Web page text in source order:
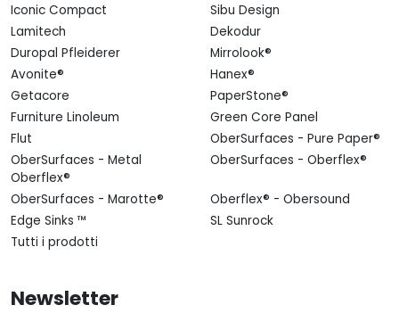
Iconic Compact
Sibu Design
Lamitech
Dekodur
Duropal Pfleiderer
Mirrolook®
Avonite®
Hanex®
Getacore
PaperStone®
Furniture Linoleum
Green Core Panel
Flut
OberSurfaces - Pure Paper®
OberSurfaces - Metal
Oberflex®
OberSurfaces - Oberflex®
OberSurfaces - Marotte®
Oberflex® - Obersound
Edge Sinks ™
SL Sunrock
Tutti i prodotti
Newsletter